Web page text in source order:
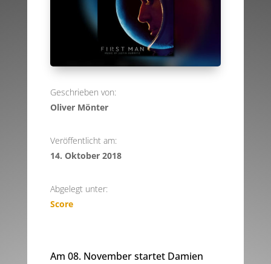
Geschrieben von:
Oliver Mönter
Veröffentlicht am:
14. Oktober 2018
Abgelegt unter:
Score
Am 08. November startet Damien